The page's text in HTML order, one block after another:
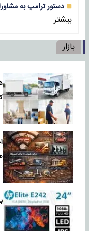
دستور ترامپ به
بیشتر
بازار